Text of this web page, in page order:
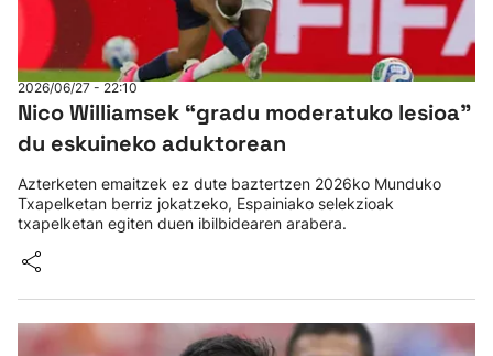
2026/06/27 - 22:10
Nico Williamsek “gradu moderatuko lesioa”
du eskuineko aduktorean
Azterketen emaitzek ez dute baztertzen 2026ko Munduko
Txapelketan berriz jokatzeko, Espainiako selekzioak
txapelketan egiten duen ibilbidearen arabera.